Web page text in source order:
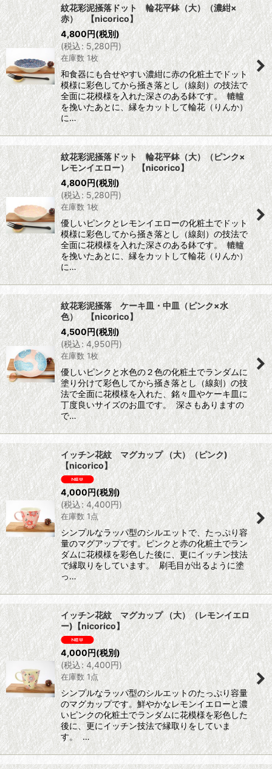
紋花彩泥掻落ドット 輪花平鉢（大）（濃紺×
赤） 【nicorico】
4,800円(税別)
(税込: 5,280円)
在庫数 1枚
和食器にも合せやすい濃紺に赤の化粧土でドット
模様に彩色してから掻き落とし（線刻）の技法で
全面に花模様を入れた深さのある鉢です。 轆轤
を挽いたあとに、縁をカットして輪花（りんか）
に…
紋花彩泥掻落ドット 輪花平鉢（大）（ピンク×
レモンイエロー） 【nicorico】
4,800円(税別)
(税込: 5,280円)
在庫数 1枚
優しいピンクとレモンイエローの化粧土でドット
模様に彩色してから掻き落とし（線刻）の技法で
全面に花模様を入れた深さのある鉢です。 轆轤
を挽いたあとに、縁をカットして輪花（りんか）
に…
紋花彩泥掻落 ケーキ皿・中皿（ピンク×水
色） 【nicorico】
4,500円(税別)
(税込: 4,950円)
在庫数 1枚
優しいピンクと水色の２色の化粧土でランダムに
塗り分けて彩色してから掻き落とし（線刻）の技
法で全面に花模様を入れた、銘々皿やケーキ皿に
丁度良いサイズのお皿です。 深さもありますの
で…
イッチン花紋 マグカップ （大）（ピンク)
【nicorico】
4,000円(税別)
(税込: 4,400円)
在庫数 1点
シンプルなラッパ型のシルエットで、たっぷり容
量のマグアップです。ピンクと赤の化粧土でラン
ダムに花模様を彩色した後に、更にイッチン技法
で縁取りをしています。 刷毛目が出るように塗
っ…
イッチン花紋 マグカップ （大）（レモンイエロ
ー)【nicorico】
4,000円(税別)
(税込: 4,400円)
在庫数 1点
シンプルなラッパ型のシルエットのたっぷり容量
のマグカップです。鮮やかなレモンイエローと濃
いピンクの化粧土でランダムに花模様を彩色した
後に、更にイッチン技法で縁取りをしていま
す。 …